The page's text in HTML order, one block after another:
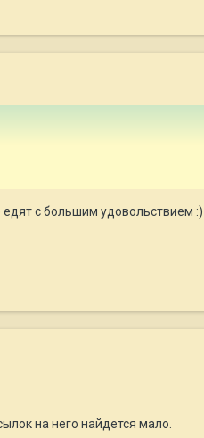
с большим удовольствием
на него найдется мало.